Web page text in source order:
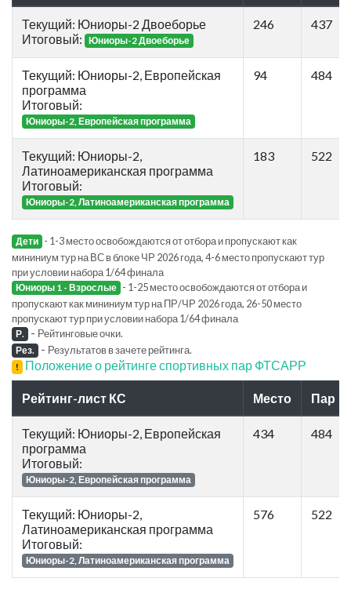
Текущий: Юниоры-2 Двоеборье
Итоговый: Юниоры-2 Двоеборье
246 437
Текущий: Юниоры-2, Европейская
программа
Итоговый:
Юниоры-2, Европейская программа
94 484
Текущий: Юниоры-2,
Латиноамериканская программа
Итоговый:
Юниоры-2, Латиноамериканская программа
183 522
Дети - 1-3 место освобождаются от отбора и пропускают как
мининиум тур на ВС в блоке ЧР 2026 года, 4-6 место пропускают тур
при условии набора 1/64 финала
Юниоры 1 - Взрослые - 1-25 место освобождаются от отбора и
пропускают как мининиум тур на ПР/ЧР 2026 года, 26-50 место
пропускают тур при условии набора 1/64 финала
Р. - Рейтинговые очки.
Рез. - Результатов в зачете рейтинга.
! Положение о рейтинге спортивных пар ФТСАРР
Рейтинг-лист КС Место Пар
Текущий: Юниоры-2, Европейская
программа
Итоговый:
Юниоры-2, Европейская программа
434 484
Текущий: Юниоры-2,
Латиноамериканская программа
Итоговый:
Юниоры-2, Латиноамериканская программа
576 522